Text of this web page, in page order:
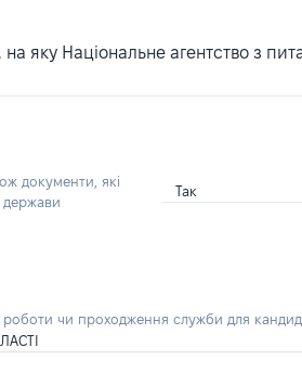
яку Національне агентство з
документи, які
держави
Так
роботи чи проходження служби для